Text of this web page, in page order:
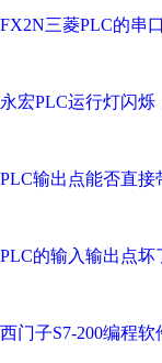
FX2N三菱PLC的串
永宏PLC运行灯闪烁
PLC输出点能否直接
PLC的输入输出点坏
西门子S7-200编程软